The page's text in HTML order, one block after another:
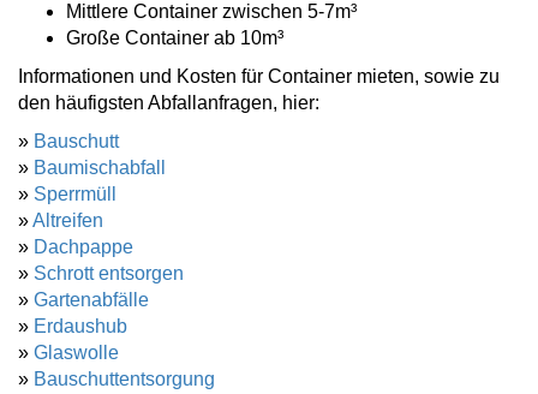
Mittlere Container zwischen 5-7m³
Große Container ab 10m³
Informationen und Kosten für Container mieten, sowie zu
den häufigsten Abfallanfragen, hier:
» Bauschutt
» Baumischabfall
» Sperrmüll
»Altreifen
» Dachpappe
» Schrott entsorgen
» Gartenabfälle
» Erdaushub
» Glaswolle
» Bauschuttentsorgung